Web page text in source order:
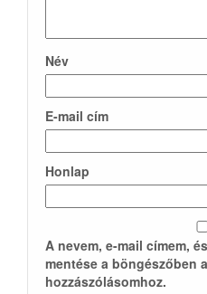
Név
E-mail cím
Honlap
A nevem, e-mail címem,
mentése a böngészőben
hozzászólásomhoz.